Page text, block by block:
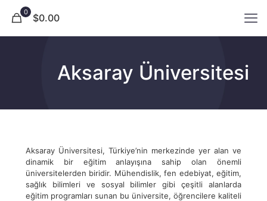
0 $0.00
Aksaray Üniversitesi
Aksaray Üniversitesi, Türkiye’nin merkezinde yer alan ve
dinamik bir eğitim anlayışına sahip olan önemli
üniversitelerden biridir. Mühendislik, fen edebiyat, eğitim,
sağlık bilimleri ve sosyal bilimler gibi çeşitli alanlarda
eğitim programları sunan bu üniversite, öğrencilere kaliteli